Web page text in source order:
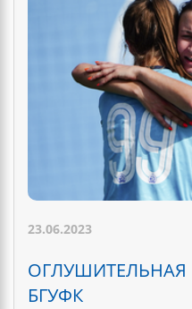
23.06.2023
БГУФК